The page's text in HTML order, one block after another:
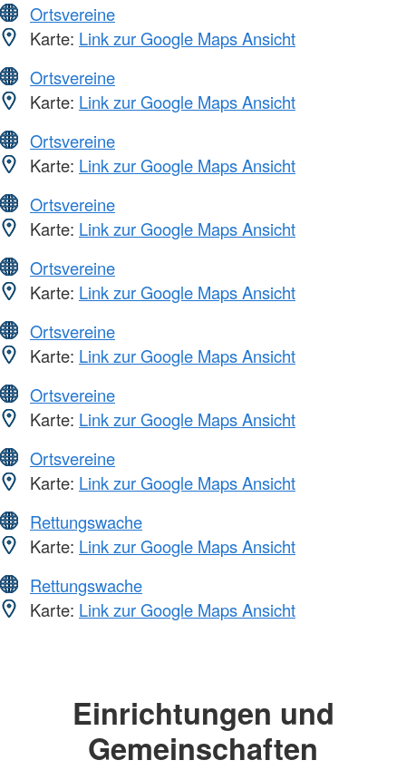
Ortsvereine
Karte: Link zur Google Maps Ansicht
Ortsvereine
Karte: Link zur Google Maps Ansicht
Ortsvereine
Karte: Link zur Google Maps Ansicht
Ortsvereine
Karte: Link zur Google Maps Ansicht
Ortsvereine
Karte: Link zur Google Maps Ansicht
Ortsvereine
Karte: Link zur Google Maps Ansicht
Ortsvereine
Karte: Link zur Google Maps Ansicht
Ortsvereine
Karte: Link zur Google Maps Ansicht
Rettungswache
Karte: Link zur Google Maps Ansicht
Rettungswache
Karte: Link zur Google Maps Ansicht
Einrichtungen und
Gemeinschaften